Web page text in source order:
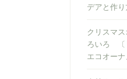
デアと作
クリスマ
ろいろ 〔
エコオーナ